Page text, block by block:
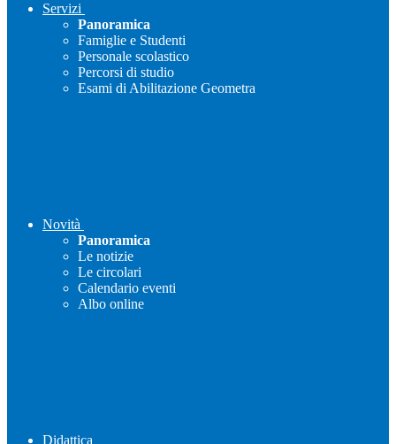
Servizi
Panoramica
Famiglie e Studenti
Personale scolastico
Percorsi di studio
Esami di Abilitazione Geometra
Novità
Panoramica
Le notizie
Le circolari
Calendario eventi
Albo online
Didattica